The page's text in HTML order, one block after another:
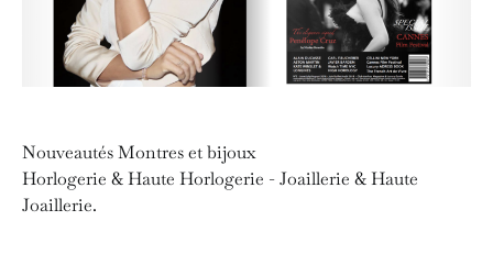
Nouveautés Montres et bijoux
Horlogerie & Haute Horlogerie - Joaillerie & Haute
Joaillerie.